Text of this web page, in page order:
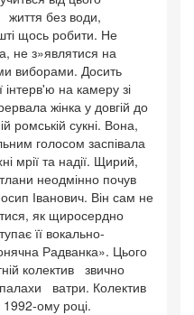
життя без води,
щось робити. Не
не з»являтися на
виборами. Досить
на камеру зі
жінка у довгій до
ромській сукні. Вона,
голосом заспівала
мрії та надії. Щирий,
неодмінно почув
Іванович. Він сам не
як щиросердно
її вокально-
Радванка». Цього
колектив звично
ватри. Колектив
ому році.